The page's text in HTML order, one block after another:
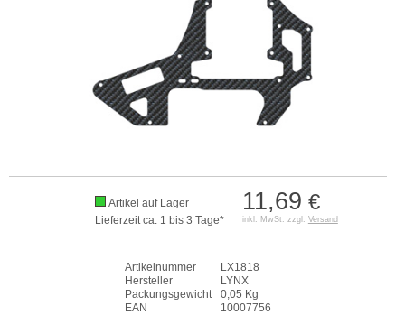
11,69 €
inkl. MwSt. zzgl. Versand
Artikel auf Lager
Lieferzeit ca. 1 bis 3 Tage*
Artikelnummer
LX1818
Hersteller
LYNX
Packungsgewicht
0,05 Kg
EAN
10007756